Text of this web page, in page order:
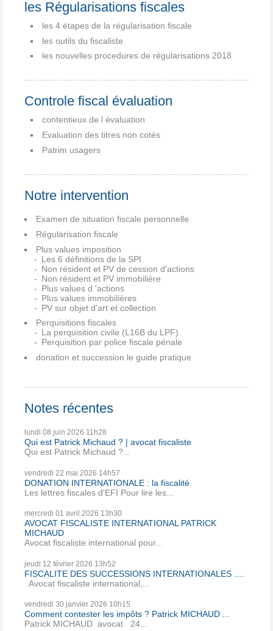
les Régularisations fiscales
les 4 étapes de la régularisation fiscale
les outils du fiscaliste
les nouvelles procedures de régularisations 2018
Controle fiscal évaluation
contentieux de l évaluation
Evaluation des titres non cotés
Patrim usagers
Notre intervention
Examen de situation fiscale personnelle
Régularisation fiscale
Plus values imposition
Les 6 définitions de la SPI
Non résident et PV de cession d'actions
Non résident et PV immobilière
Plus values d 'actions
Plus values immobilières
PV sur objet d'art et collection
Perquisitions fiscales
La perquisition civile (L16B du LPF)
Perquisition par police fiscale pénale
donation et succession le guide pratique
Notes récentes
lundi 08 juin 2026 11h28
Qui est Patrick Michaud ? | avocat fiscaliste
Qui est Patrick Michaud ?...
vendredi 22 mai 2026 14h57
DONATION INTERNATIONALE : la fiscalité
Les lettres fiscales d'EFI Pour lire les...
mercredi 01 avril 2026 13h30
AVOCAT FISCALISTE INTERNATIONAL PATRICK
MICHAUD
Avocat fiscaliste international pour...
jeudi 12 février 2026 13h52
FISCALITE DES SUCCESSIONS INTERNATIONALES ....
Avocat fiscaliste international,...
vendredi 30 janvier 2026 10h15
Comment contester les impôts ? Patrick MICHAUD ...
Patrick MICHAUD avocat 24...